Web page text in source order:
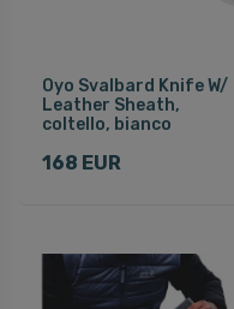
Oyo Svalbard Knife W/
Leather Sheath,
coltello, bianco
168 EUR